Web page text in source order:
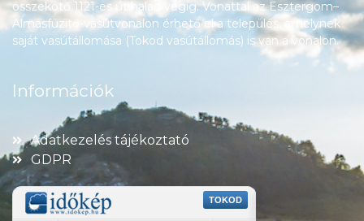
összekötő 1121-es út halad végig. Vonattal az Esztergom–
Almásfüzitő-vasútvonalon érhető el a település, amelynek
saját vasútállomása (Tokod vasútállomás) is van a vonalon.
Információk
Adatkezelés tájékoztató
GDPR